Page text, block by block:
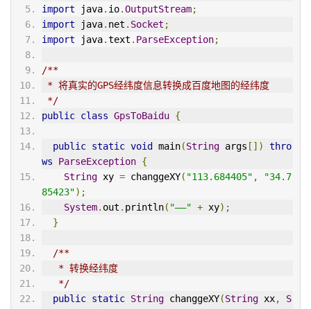
import java. io.OutputStream;
import java. net . Socket ;
import java.text . ParseException;
/**
* 将真实的GPS经纬度信息转换成百度地图的经纬度
*/
public class GpsToBaidu {
public static void main(String args [])
thro
ws
ParseException {
String xy = changgeXY( "113.684405" ,
"34.7
85423");
System. out . println( "——" + xy);
}
/**
   * 转换经纬度
   */
public static String changgeXY(String xx,
S